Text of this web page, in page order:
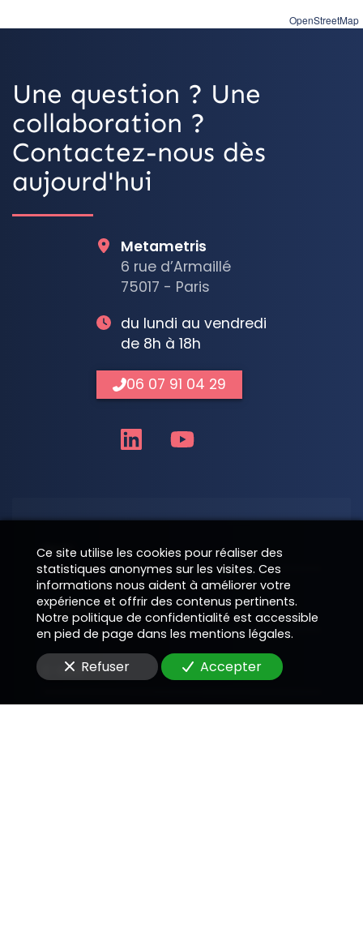
OpenStreetMap
Une question ? Une
collaboration ?
Contactez-nous dès
aujourd'hui
Nom
Téléphone
E-Mail
Metametris
6 rue d’Armaillé
75017 - Paris
du lundi au vendredi
de 8h à 18h
06 07 91 04 29
Ce site utilise les cookies pour réaliser des
statistiques anonymes sur les visites. Ces
informations nous aident à améliorer votre
expérience et offrir des contenus pertinents.
Notre politique de confidentialité est accessible
en pied de page dans les mentions légales.
Refuser Accepter